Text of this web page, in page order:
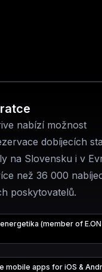
nabízí možnost
dobíjecích
na Slovensku i v
než 36 000
poskytovatelů.
(member of E.ON
mobile apps for iOS &